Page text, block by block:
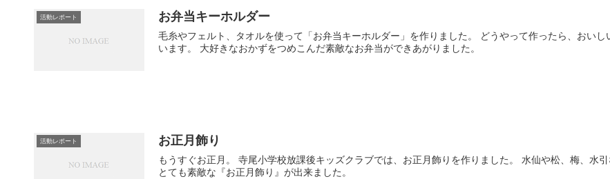
活動レポート お弁当キーホルダー
毛糸やフェルト、タオルを使って「お弁当キーホルダー」を作りました。 どうやって作ったら、おい
います。 大好きなおかずをつめこんだ素敵なお弁当ができあがりました。
活動レポート お正月飾り
もうすぐお正月。 寺尾小学校放課後キッズクラブでは、お正月飾りを作りました。 水仙や松、梅、水
とても素敵な『お正月飾り』が出来ました。